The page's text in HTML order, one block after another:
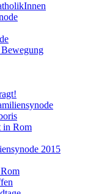
in Rom
2015